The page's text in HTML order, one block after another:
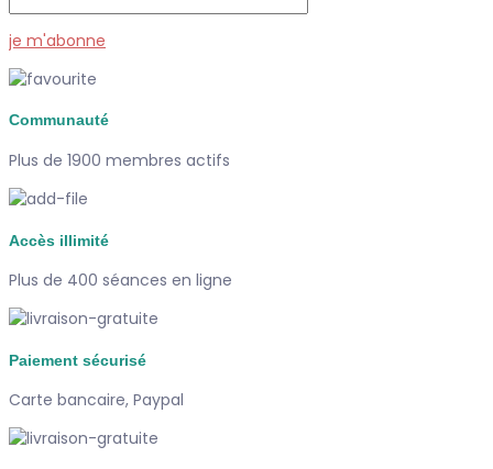
je m'abonne
Communauté
Plus de 1900 membres actifs
Accès illimité
Plus de 400 séances en ligne
Paiement sécurisé
Carte bancaire, Paypal